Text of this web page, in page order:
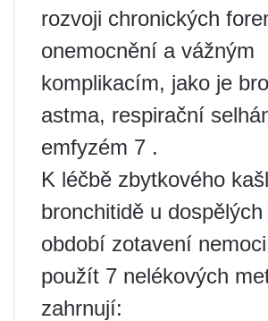
rozvoji chronických
onemocnění a vážným
komplikacím, jako je
astma, respirační
emfyzém 7 .
K léčbě zbytkového
bronchitidě u
období zotavení
použít 7 nelékových
zahrnují: